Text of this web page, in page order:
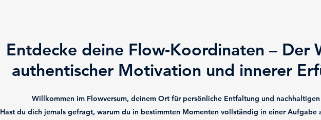
Entdecke deine Flow-Koordinaten – Der
authentischer Motivation und innerer
Willkommen im Flowversum, deinem Ort für persönliche Entfaltung und
Hast du dich jemals gefragt, warum du in bestimmten Momenten vollständig in einer Aufgabe